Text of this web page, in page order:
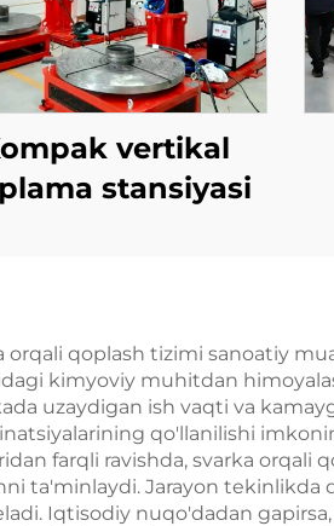
vertikal
stansiyasi
orqali qoplash tizimi sanoatiy
kimyoviy muhitdan
uzaydigan ish vaqti va
qo'llanilishi
farqli ravishda, svarka
ta'minlaydi. Jarayon tekinlikda
Iqtisodiy nuqo'dadan